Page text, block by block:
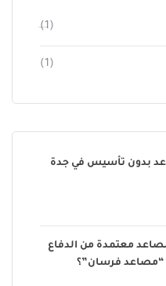
(1)
(1)
بدون تأسيس في جدة
معتمدة من الدفاع
“مصاعد فرسان”؟